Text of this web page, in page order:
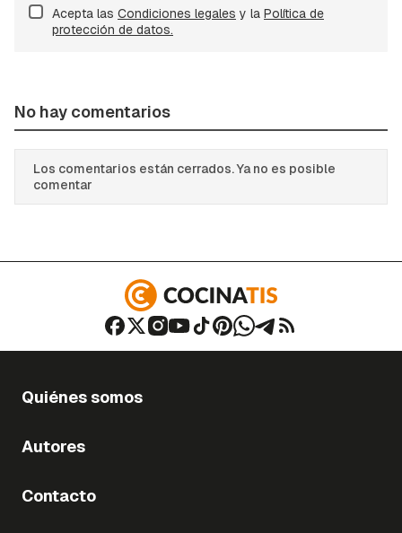
Acepta las Condiciones legales y la Política de
protección de datos.
No hay comentarios
Los comentarios están cerrados. Ya no es posible
comentar
Quiénes somos
Autores
Contacto